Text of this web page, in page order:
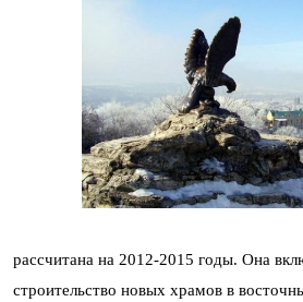
рассчитана на 2012-2015 годы. Она
строительство новых храмов в